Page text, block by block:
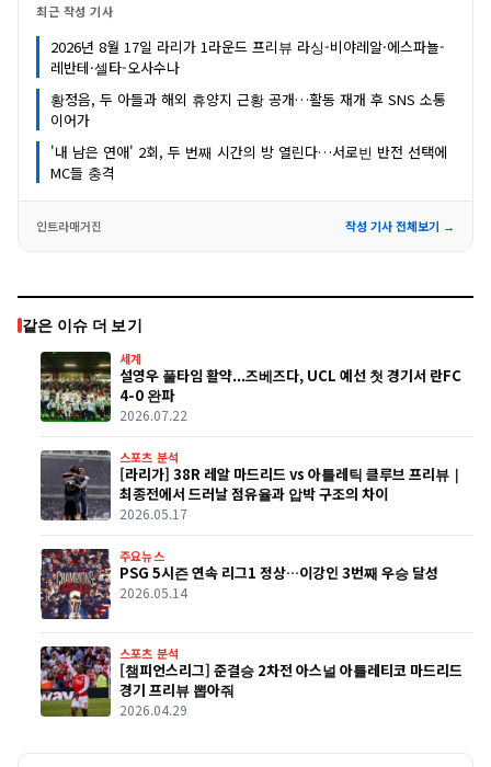
최근 작성 기사
2026년 8월 17일 라리가 1라운드 프리뷰 라싱-비야레알·에스파뇰-
레반테·셀타-오사수나
황정음, 두 아들과 해외 휴양지 근황 공개…활동 재개 후 SNS 소통
이어가
'내 남은 연애' 2회, 두 번째 시간의 방 열린다…서로빈 반전 선택에
MC들 충격
인트라매거진 작성 기사 전체보기 →
같은 이슈 더 보기
세계
설영우 풀타임 활약...즈베즈다, UCL 예선 첫 경기서 란FC
4-0 완파
2026.07.22
스포츠 분석
[라리가] 38R 레알 마드리드 vs 아틀레틱 클루브 프리뷰｜
최종전에서 드러날 점유율과 압박 구조의 차이
2026.05.17
주요뉴스
PSG 5시즌 연속 리그1 정상…이강인 3번째 우승 달성
2026.05.14
스포츠 분석
[챔피언스리그] 준결승 2차전 아스널 아틀레티코 마드리드
경기 프리뷰 뽑아줘
2026.04.29